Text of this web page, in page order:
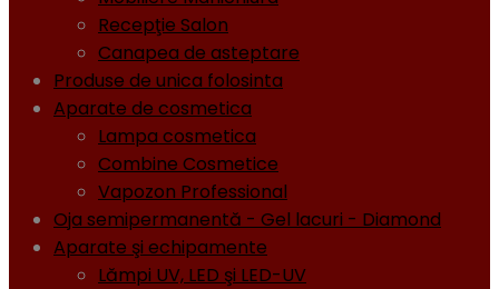
Recepţie Salon
Canapea de asteptare
Produse de unica folosinta
Aparate de cosmetica
Lampa cosmetica
Combine Cosmetice
Vapozon Professional
Oja semipermanentă - Gel lacuri - Diamond
Aparate şi echipamente
Lămpi UV, LED şi LED-UV